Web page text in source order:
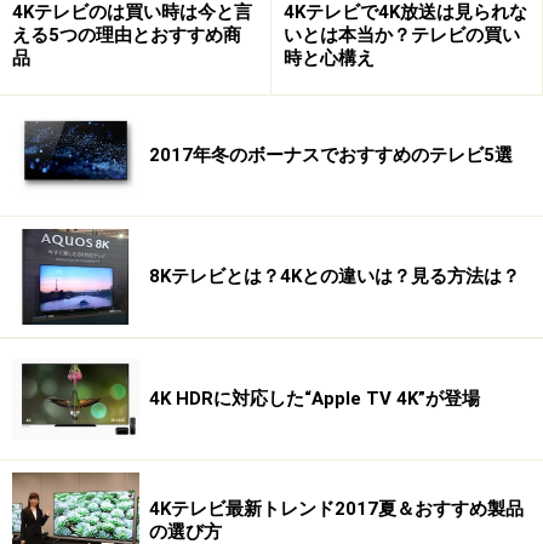
いう行為には、いまお話した番組の一時保存（タイムシ
フト）と長期保存（ライブラリー）という両面がありま
す。録画テレビの主流である「ハードディスクのみ内
蔵」の場合、前者には便利でもハードディスクがすぐに
一杯になるので後者（長期保存）に対応しづらい欠点が
あります。
もう一つは、CATVをセットトップボックスを使って視聴
しているご家庭の場合、地上デジタルはパススルー（放
送局の送り出し周波数のまま視聴）ですので問題ありま
せんが、BSやCSはトランスモジュレーション（ケーブル
テレビ局独自の周波数~チャンネルへ変換する）してい
るため、テレビのハードディスクにデジタル録画するこ
とが出来ません。（アナログ入力なら録画出来るテレビ
はあります）。
4Kテレビのは買い時は今と言
える5つの理由とおすすめ商
品
4Kテレビで4K放送は見られな
いとは本当か？テレビの買い
時と心構え
2017年冬のボーナスでおすすめのテレビ5選
8Kテレビとは？4Kとの違いは？見る方法は？
4K HDRに対応した“Apple TV 4K”が登場
4Kテレビ最新トレンド2017夏＆おすすめ製品
の選び方